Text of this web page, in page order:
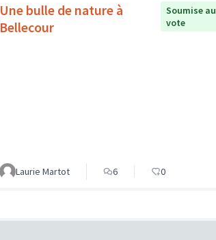
Une bulle de nature à
Bellecour
Soumise au
vote
Laurie Martot 6 0